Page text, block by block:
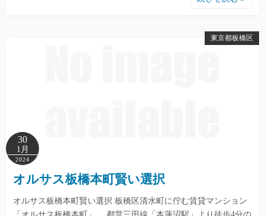
東京都板橋区
30
1月
2024
オルサス板橋本町賢い選択
オルサス板橋本町賢い選択 板橋区清水町に佇む賃貸マンション